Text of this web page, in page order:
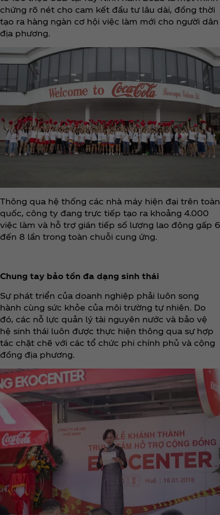
chứng rõ nét cho cam kết đầu tư lâu dài, đồng thời
tạo ra hàng ngàn cơ hội việc làm mới cho người dân
địa phương.
Thông qua hệ thống các nhà máy hiện đại trên toàn
quốc, công ty đang trực tiếp tạo ra khoảng 4.000
việc làm và hỗ trợ gián tiếp số lượng lao động gấp 6
đến 8 lần trong toàn chuỗi cung ứng.
Chung tay bảo tồn đa dạng sinh thái
Sự phát triển của doanh nghiệp phải luôn song
hành cùng sức khỏe của môi trường tự nhiên. Do
đó, các nỗ lực quản lý tài nguyên nước và bảo vệ
hệ sinh thái luôn được thực hiện thông qua sự hợp
tác chặt chẽ với các tổ chức phi chính phủ và cộng
đồng địa phương.